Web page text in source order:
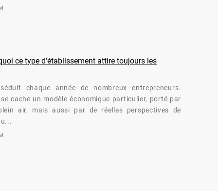
ce type d'établissement attire toujours les
chaque année de nombreux entrepreneurs.
cache un modèle économique particulier, porté par
air, mais aussi par de réelles perspectives de